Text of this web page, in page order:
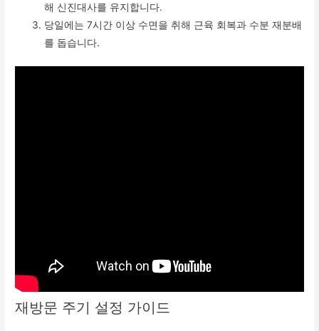
해 신진대사를 유지합니다.
당일에는 7시간 이상 수면을 취해 근육 회복과 수분 재분배
를 돕습니다.
재방문 주기 설정 가이드